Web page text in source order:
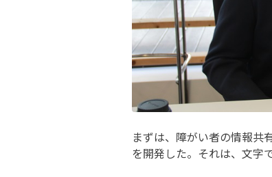
まずは、障がい者の情報共
を開発した。それは、文字